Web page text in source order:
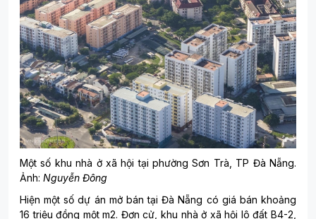
Một số khu nhà ở xã hội tại phường Sơn Trà, TP Đà Nẵng.
Ảnh: Nguyễn Đông
Hiện một số dự án mở bán tại Đà Nẵng có giá bán khoảng
16 triệu đồng một m2. Đơn cử, khu nhà ở xã hội lô đất B4-2,